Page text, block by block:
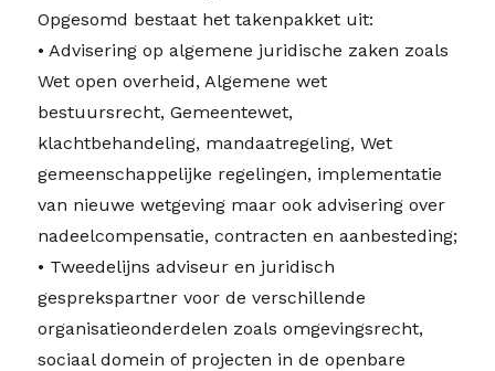
Opgesomd bestaat het takenpakket uit:
• Advisering op algemene juridische zaken zoals
Wet open overheid, Algemene wet
bestuursrecht, Gemeentewet,
klachtbehandeling, mandaatregeling, Wet
gemeenschappelijke regelingen, implementatie
van nieuwe wetgeving maar ook advisering over
nadeelcompensatie, contracten en aanbesteding;
• Tweedelijns adviseur en juridisch
gesprekspartner voor de verschillende
organisatieonderdelen zoals omgevingsrecht,
sociaal domein of projecten in de openbare